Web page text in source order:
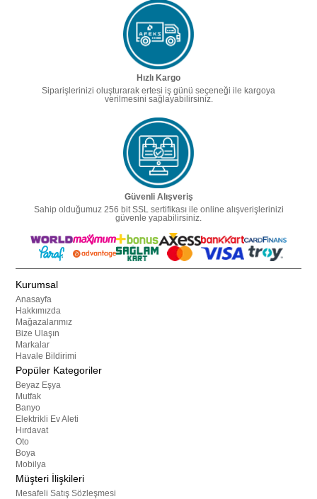
Hızlı Kargo
Siparişlerinizi oluşturarak ertesi iş günü seçeneği ile kargoya
verilmesini sağlayabilirsiniz.
Güvenli Alışveriş
Sahip olduğumuz 256 bit SSL sertifikası ile online alışverişlerinizi
güvenle yapabilirsiniz.
Kurumsal
Anasayfa
Hakkımızda
Mağazalarımız
Bize Ulaşın
Markalar
Havale Bildirimi
Popüler Kategoriler
Beyaz Eşya
Mutfak
Banyo
Elektrikli Ev Aleti
Hırdavat
Oto
Boya
Mobilya
Müşteri İlişkileri
Mesafeli Satış Sözleşmesi